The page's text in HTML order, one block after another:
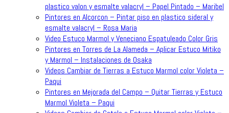
plastico valon y esmalte valacryl – Papel Pintado – Maribel
Pintores en Alcorcon – Pintar piso en plastico sideral y
esmalte valacryl – Rosa Maria
Video Estuco Marmol y Veneciano Espatuleado Color Gris
Pintores en Torres de La Alameda – Aplicar Estuco Mitiko
y Marmol – Instalaciones de Osaka
Videos Cambiar de Tierras a Estuco Marmol color Violeta –
Paqui
Pintores en Mejorada del Campo – Quitar Tierras y Estuco
Marmol Violeta – Paqui